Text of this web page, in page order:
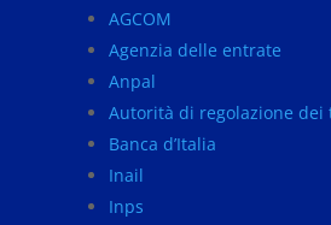
AGCOM
Agenzia delle entrate
Anpal
Autorità di regolazione dei
Banca d’Italia
Inail
Inps